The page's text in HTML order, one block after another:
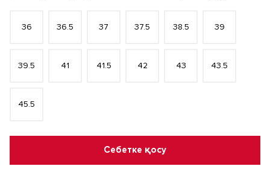
36 36.5 37 37.5 38.5 39
39.5 41 41.5 42 43 43.5
45.5
Себетке қосу